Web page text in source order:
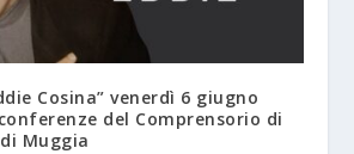
Cosina” venerdì 6 giugno
del Comprensorio di
Muggia